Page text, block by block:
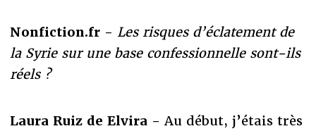
Nonfiction.fr - Les risques d’éclatement de
la Syrie sur une base confessionnelle sont-ils
réels ?
Laura Ruiz de Elvira - Au début, j’étais très